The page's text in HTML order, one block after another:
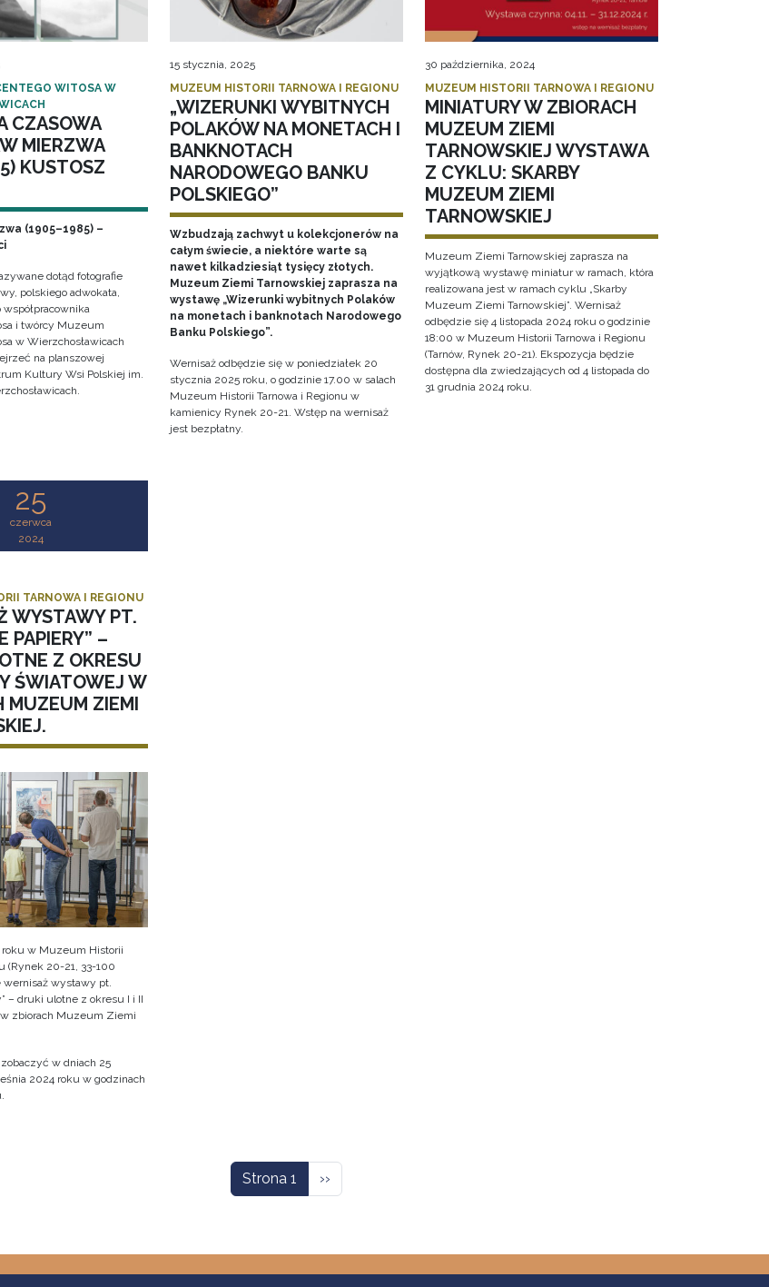
WITOSA W
CZASOWA
MIERZWA
KUSTOSZ
(1905–1985) –
dotąd fotografie
polskiego adwokata,
i twórcy Muzeum
w Wierzchosławicach
na planszowej
Kultury Wsi Polskiej im.
15 stycznia, 2025
MUZEUM HISTORII TARNOWA I REGIONU
„WIZERUNKI WYBITNYCH
POLAKÓW NA MONETACH I
BANKNOTACH
NARODOWEGO BANKU
POLSKIEGO”
Wzbudzają zachwyt u kolekcjonerów na
całym świecie, a niektóre warte są
nawet kilkadziesiąt tysięcy złotych.
Muzeum Ziemi Tarnowskiej zaprasza na
wystawę „Wizerunki wybitnych Polaków
na monetach i banknotach Narodowego
Banku Polskiego”.
Wernisaż odbędzie się w poniedziałek 20
stycznia 2025 roku, o godzinie 17.00 w salach
Muzeum Historii Tarnowa i Regionu w
kamienicy Rynek 20-21. Wstęp na wernisaż
jest bezpłatny.
30 października, 2024
MUZEUM HISTORII TARNOWA I REGIONU
MINIATURY W ZBIORACH
MUZEUM ZIEMI
TARNOWSKIEJ WYSTAWA
Z CYKLU: SKARBY
MUZEUM ZIEMI
TARNOWSKIEJ
Muzeum Ziemi Tarnowskiej zaprasza na
wyjątkową wystawę miniatur w ramach, która
realizowana jest w ramach cyklu „Skarby
Muzeum Ziemi Tarnowskiej”. Wernisaż
odbędzie się 4 listopada 2024 roku o godzinie
18:00 w Muzeum Historii Tarnowa i Regionu
(Tarnów, Rynek 20-21). Ekspozycja będzie
dostępna dla zwiedzających od 4 listopada do
31 grudnia 2024 roku.
25
czerwca
2024
TARNOWA I REGIONU
WYSTAWY PT.
PAPIERY” –
Z OKRESU
ŚWIATOWEJ W
MUZEUM ZIEMI
roku w Muzeum Historii
(Rynek 20-21, 33-100
wernisaż wystawy pt.
– druki ulotne z okresu I i II
zbiorach Muzeum Ziemi
w dniach 25
2024 roku w godzinach
Strona 1 Następna strona
››